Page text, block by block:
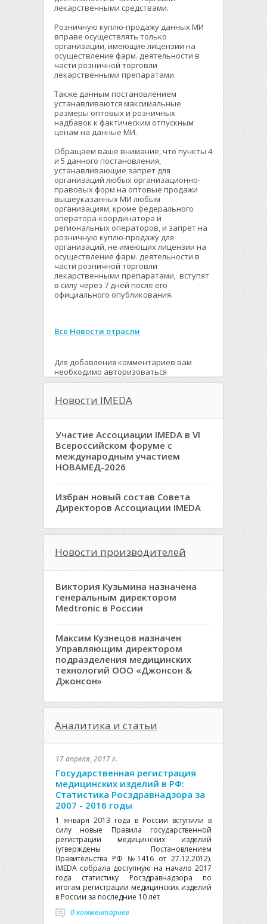
лекарственными средствами.
Розничную куплю-продажу данных МИ
вправе осуществлять только
организации, имеющие лицензии на
осуществление фарм. деятельности в
части розничной торговли
лекарственными препаратами.
Также данным постановлением
устанавливаются максимальные
размеры оптовых и розничных
надбавок к фактическим отпускным
ценам на данные МИ.
Обращаем ваше внимание, что пункты 4
и 5 данного постановления,
устанавливающие запрет для
организаций любых организационно-
правовых форм на оптовые продажи
вышеуказанных МИ любым
организациям, кроме федерального
оператора-координатора и
региональных операторов, и запрет на
розничную куплю-продажу для
организаций, не имеющих лицензии на
осуществление фарм. деятельности в
части розничной торговли
лекарственными препаратами, вступят
в силу через 7 дней после его
официального опубликования.
Все Новости отрасли
Для добавления комментариев вам
необходимо авторизоваться
Новости IMEDA
Участие Ассоциации IMEDA в VI
Всероссийском форуме с
международным участием
НОВАМЕД-2026
Избран новый состав Совета
Директоров Ассоциации IMEDA
Новости производителей
Виктория Кузьмина назначена
генеральным директором
Medtronic в России
Максим Кузнецов назначен
Управляющим директором
подразделения медицинских
технологий ООО «Джонсон &
Джонсон»
Аналитика и статьи
17 апреля, 2017 г.
Государственная регистрация
медицинских изделий в РФ:
Статистика Росздравнадзора за
2007 - 2016 годы
1 января 2013 года в России вступили в
силу новые Правила государственной
регистрации медицинских изделий
(утверждены Постановлением
Правительства РФ №1416 от 27.12.2012).
IMEDA собрала доступную на начало 2017
года статистику Росздравнадзора по
итогам регистрации медицинских изделий
в России за последние 10 лет
0 комментариев